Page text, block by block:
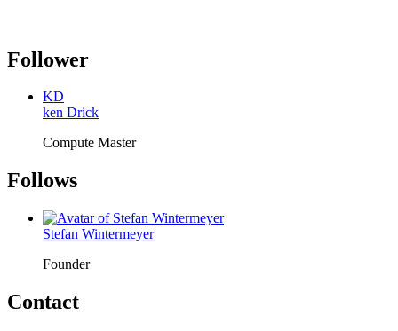
Follower
KD
ken Drick
Compute Master
Follows
Stefan Wintermeyer
Founder
Contact